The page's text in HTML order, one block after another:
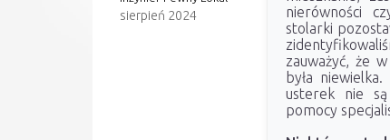
sierpień 2024
nierówności
stolarki
zauważyć, że
była
usterek nie
pomocy